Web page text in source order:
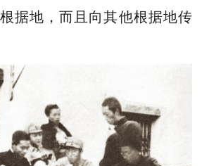
据地，而且向其他根据地传